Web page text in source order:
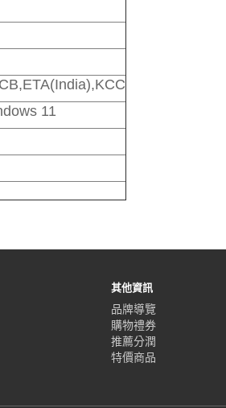
11
其他資訊
品牌導覽
購物禮券
推薦分潤
特價商品